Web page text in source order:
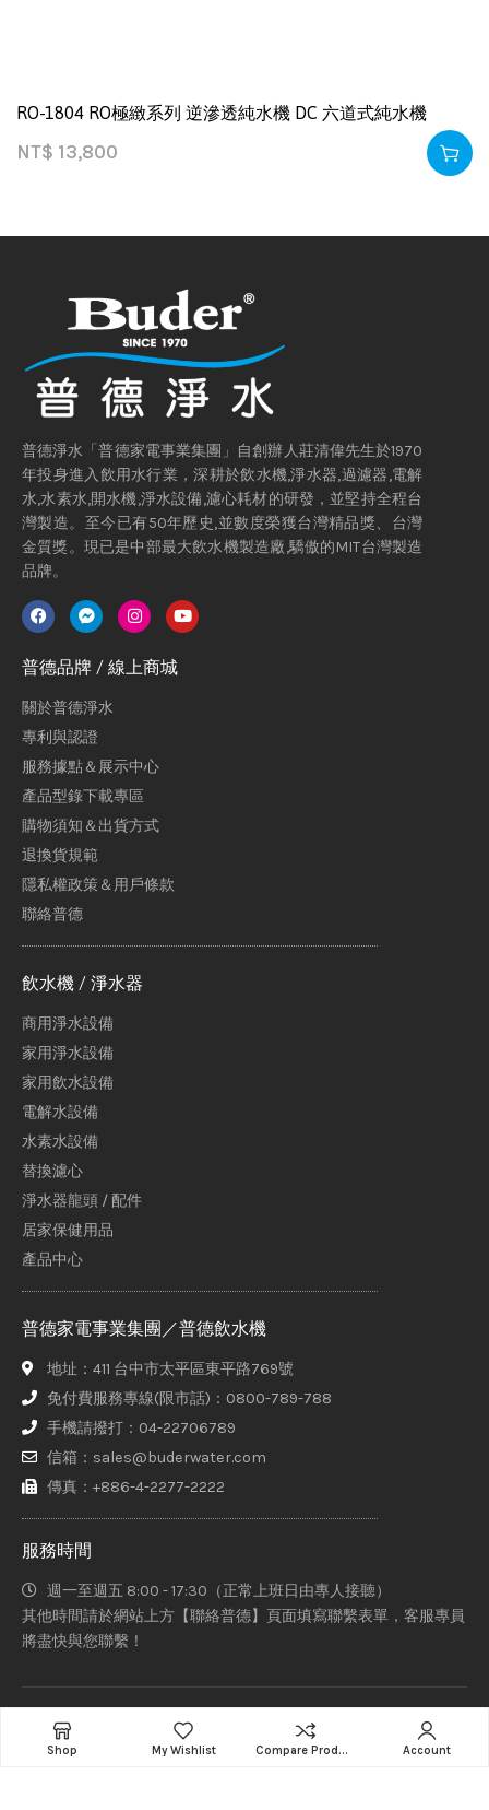
RO-1804 RO極緻系列 逆滲透純水機 DC 六道式純水機
NT$ 13,800
普德淨水「普德家電事業集團」自創辦人莊清偉先生於1970
年投身進入飲用水行業，深耕於飲水機,淨水器,過濾器,電解
水,水素水,開水機,淨水設備,濾心耗材的研發，並堅持全程台
灣製造。至今已有50年歷史,並數度榮獲台灣精品獎、台灣
金質獎。現已是中部最大飲水機製造廠,驕傲的MIT台灣製造
品牌。
普德品牌 / 線上商城
關於普德淨水
專利與認證
服務據點＆展示中心
產品型錄下載專區
購物須知＆出貨方式
退換貨規範
隱私權政策＆用戶條款
聯絡普德
飲水機 / 淨水器
商用淨水設備
家用淨水設備
家用飲水設備
電解水設備
水素水設備
替換濾心
淨水器龍頭 / 配件
居家保健用品
產品中心
普德家電事業集團／普德飲水機
地址：411 台中市太平區東平路769號
免付費服務專線(限市話)：0800-789-788
手機請撥打：04-22706789
信箱：sales@buderwater.com
傳真：+886-4-2277-2222
服務時間
週一至週五 8:00 - 17:30（正常上班日由專人接聽）
其他時間請於網站上方【聯絡普德】頁面填寫聯繫表單，客服專員
將盡快與您聯繫！
普德家電股份有限公司、意達吉淨化科技有限公司、赫睿生醫股份
有限公司 Copyright © 2021-2022 Designed ByStaruphackers
Shop My Wishlist Compare Products Account